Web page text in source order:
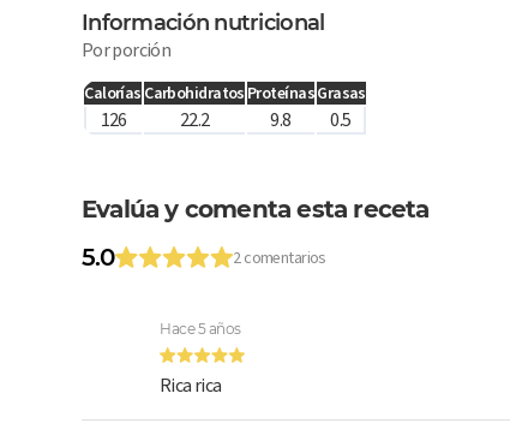
Información nutricional
Por porción
Calorías Carbohidratos ProteínasGrasas
126 22.2 9.8 0.5
Evalúa y comenta esta receta
5.0
2 comentarios
Hace 5 años
Rica rica